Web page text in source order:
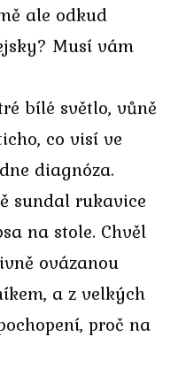
ale odkud
Musí vám
bílé světlo, vůně
co visí ve
diagnóza.
sundal rukavice
na stole. Chvěl
ovázanou
a z velkých
proč na